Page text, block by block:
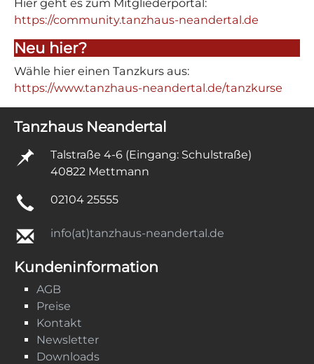
Hier geht es zum Mitgliederportal:
https://community.tanzhaus-neandertal.de
Neu hier?
Wähle hier einen Tanzkurs aus:
https://www.tanzhaus-neandertal.de/tanzkurse
Tanzhaus Neandertal
Talstraße 4-6 (Eingang: Schulstraße)
40822 Mettmann
02104 25555
info(at)tanzhaus-neandertal.de
Kundeninformation
AGB
Preise
Kontakt
Newsletter
Downloads